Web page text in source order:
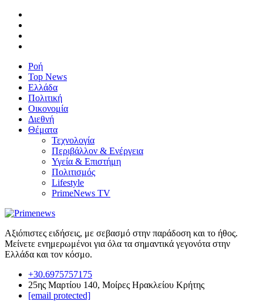
Ροή
Top News
Ελλάδα
Πολιτική
Οικονομία
Διεθνή
Θέματα
Τεχνολογία
Περιβάλλον & Ενέργεια
Υγεία & Επιστήμη
Πολιτισμός
Lifestyle
PrimeNews TV
Αξιόπιστες ειδήσεις, με σεβασμό στην παράδοση και το ήθος.
Μείνετε ενημερωμένοι για όλα τα σημαντικά γεγονότα στην
Ελλάδα και τον κόσμο.
+30.6975757175
25ης Μαρτίου 140, Μοίρες Ηρακλείου Κρήτης
[email protected]